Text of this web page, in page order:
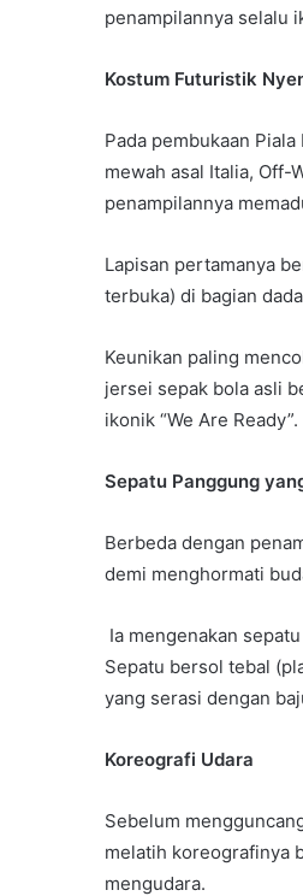
penampilannya selalu
Kostum Futuristik
Pada pembukaan
mewah asal Italia, Off-
penampilannya
Lapisan pertamanya
terbuka) di bagian
Keunikan paling
jersei sepak bola asli
ikonik “We Are Ready”.
Sepatu Panggung
Berbeda dengan
demi menghormati
Ia mengenakan
Sepatu bersol tebal
yang serasi dengan
Koreografi Udara
Sebelum
melatih koreografinya
mengudara.